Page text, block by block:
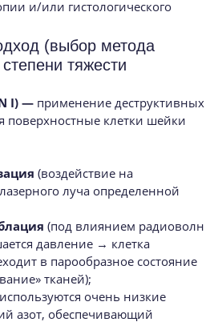
и/или гистологического
(выбор метода
тяжести
I) — применение деструктивных
поверхностные клетки шейки
(воздействие на
луча определенной
(под влиянием радиоволн
давление → клетка
в парообразное состояние
тканей);
очень низкие
азот, обеспечивающий